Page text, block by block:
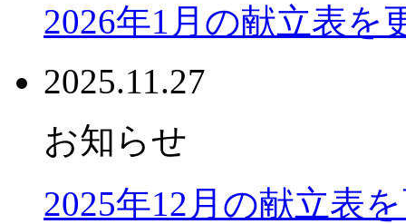
2026年1月の献立表を
2025.11.27
お知らせ
2025年12月の献立表